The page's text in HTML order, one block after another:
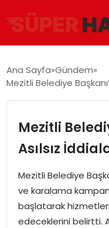
DÜNYA
EĞITIM
EKONOMI
MAGAZIN
Ana Sayfa Gündem
Mezitli Belediye
Mezitli
Asılsız
Mezitli Belediye
ve karalama
başlatarak
edeceklerini belirtti.